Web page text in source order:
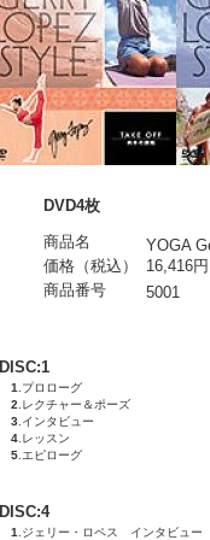
DVD4枚
商品名
YOGA
価格（税込）
16,416円
商品番号
5001
DISC:1
1 .プロローグ
2 .レクチャー＆ポーズ
3 .インタビュー
4 .レッスン
5 .エピローグ
DISC:4
1 .ジェリー・ロペス インタビュー